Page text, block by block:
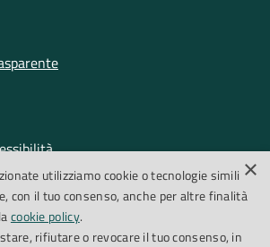
×
utilizziamo cookie o tecnologie simili
con il tuo consenso, anche per altre finalità
cookie policy.
rifiutare o revocare il tuo consenso, in